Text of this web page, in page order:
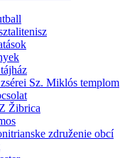
Sz. Miklós templom
Žibrica
združenie obcí